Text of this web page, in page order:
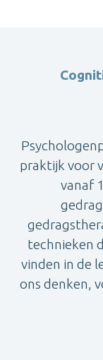
praktijk voor
vanaf
technieken
vinden in de
ons denken,